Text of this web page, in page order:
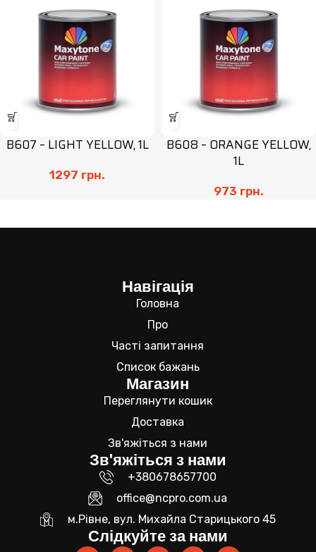
B607 – LIGHT YELLOW, 1L
1297 грн.
B608 – ORANGE YELLOW,
1L
973 грн.
Навігація
Головна
Про
Часті запитання
Список бажань
Магазин
Переглянути кошик
Доставка
Зв'яжіться з нами
Зв'яжіться з нами
+380678657700
office@ncpro.com.ua
м.Рівне, вул. Михайла Старицького 45
Слідкуйте за нами